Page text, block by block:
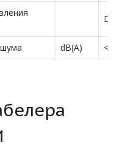
DC
dB(A)